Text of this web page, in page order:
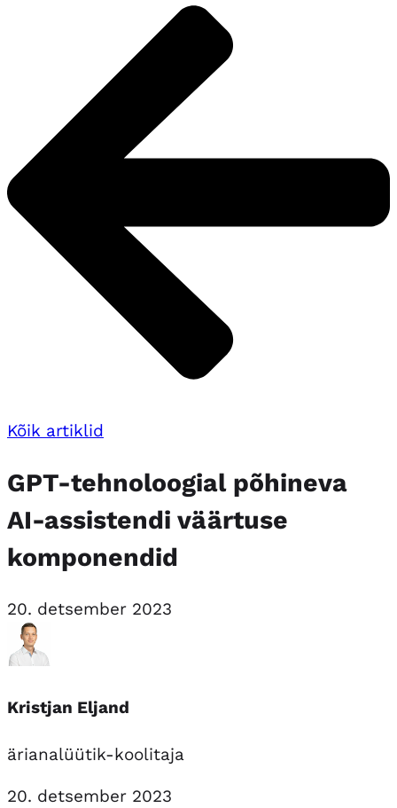
Kõik artiklid
GPT-tehnoloogial põhineva
AI-assistendi väärtuse
komponendid
20. detsember 2023
Kristjan Eljand
ärianalüütik-koolitaja
20. detsember 2023